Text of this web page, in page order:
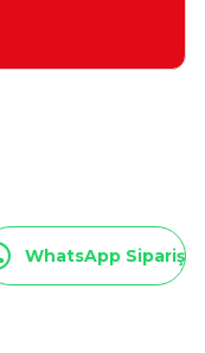
WhatsApp Sipariş